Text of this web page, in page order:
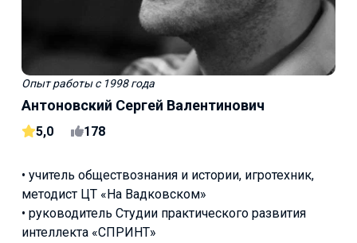
Опыт работыс 1998 года
Антоновский Сергей Валентинович
5,0 178
• учитель обществознания и истории, игротехник,
методист ЦТ «На Вадковском»
• руководитель Студии практического развития
интеллекта «СПРИНТ»